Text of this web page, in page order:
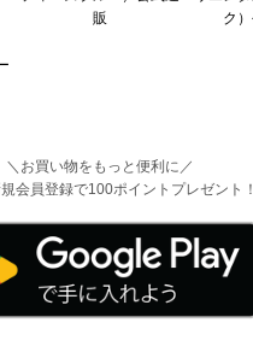
＼お買い物をもっと便利に／
会員登録で100ポイントプレゼント！